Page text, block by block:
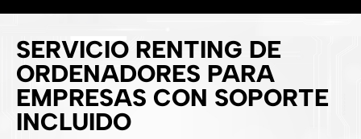
SERVICIO RENTING DE
ORDENADORES PARA
EMPRESAS CON SOPORTE
INCLUIDO